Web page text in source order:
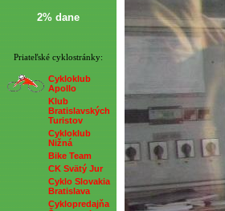
2% dane
Priateľské cyklostránky:
Cykloklub
Apollo
Klub
Bratislavských
Turistov
Cykloklub
Nižná
Bike Team
CK Svätý Jur
Cyklo Slovakia
Bratislava
Cyklopredajňa